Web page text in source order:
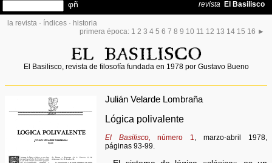
la revista · índices · historia
primera época: 1 2 3 4 5 6 7 8 9 10 11 12 13 14 15 16 ►
El Basilisco, revista de filosofía fundada en 1978 por Gustavo Bueno
Julián Velarde Lombraña
Lógica polivalente
El Basilisco, número 1, marzo-abril 1978,
páginas 93-99.